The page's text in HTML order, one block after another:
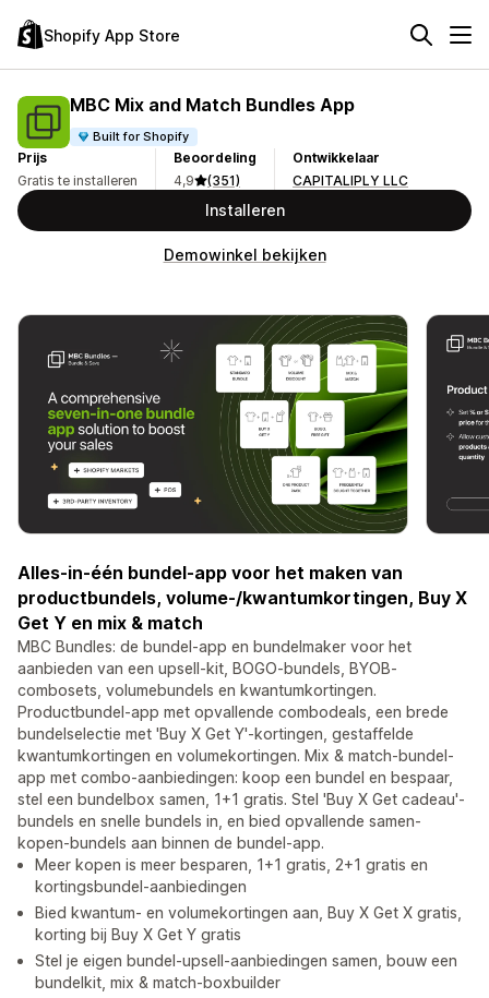
Shopify App Store
MBC Mix and Match Bundles App
Built for Shopify
Prijs
Gratis te installeren
Beoordeling
4,9
(351)
Ontwikkelaar
CAPITALIPLY LLC
Installeren
Demowinkel bekijken
Alles-in-één bundel-app voor het maken van
productbundels, volume-/kwantumkortingen, Buy X
Get Y en mix & match
MBC Bundles: de bundel-app en bundelmaker voor het
aanbieden van een upsell-kit, BOGO-bundels, BYOB-
combosets, volumebundels en kwantumkortingen.
Productbundel-app met opvallende combodeals, een brede
bundelselectie met 'Buy X Get Y'-kortingen, gestaffelde
kwantumkortingen en volumekortingen. Mix & match-bundel-
app met combo-aanbiedingen: koop een bundel en bespaar,
stel een bundelbox samen, 1+1 gratis. Stel 'Buy X Get cadeau'-
bundels en snelle bundels in, en bied opvallende samen-
kopen-bundels aan binnen de bundel-app.
Meer kopen is meer besparen, 1+1 gratis, 2+1 gratis en
kortingsbundel-aanbiedingen
Bied kwantum- en volumekortingen aan, Buy X Get X gratis,
korting bij Buy X Get Y gratis
Stel je eigen bundel-upsell-aanbiedingen samen, bouw een
bundelkit, mix & match-boxbuilder